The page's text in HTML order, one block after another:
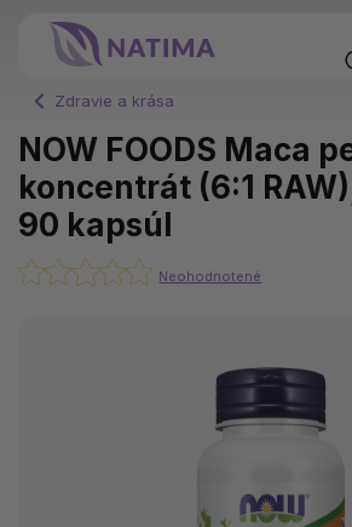
Zdravie a krása
NOW FOODS Maca
koncentrát (6:1
90 kapsúl
Neohodnotené